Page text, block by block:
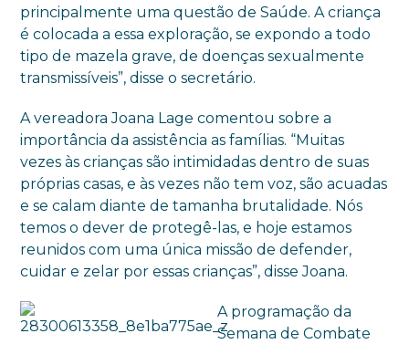
principalmente uma questão de Saúde. A criança
é colocada a essa exploração, se expondo a todo
tipo de mazela grave, de doenças sexualmente
transmissíveis”, disse o secretário.
A vereadora Joana Lage comentou sobre a
importância da assistência as famílias. “Muitas
vezes às crianças são intimidadas dentro de suas
próprias casas, e às vezes não tem voz, são acuadas
e se calam diante de tamanha brutalidade. Nós
temos o dever de protegê-las, e hoje estamos
reunidos com uma única missão de defender,
cuidar e zelar por essas crianças”, disse Joana.
A programação da
Semana de Combate